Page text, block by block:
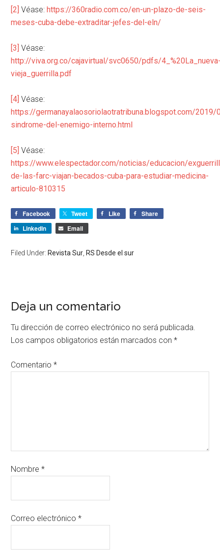
[2] Véase:https://360radio.com.co/en-un-plazo-de-seis-
meses-cuba-debe-extraditar-jefes-del-eln/
[3] Véase:
http://viva.org.co/cajavirtual/svc0650/pdfs/
vieja_guerrilla.pdf
[4] Véase:
https://germanayalaosoriolaotratribuna.blogspot.com/
sindrome-del-enemigo-interno.html
[5] Véase:
https://www.elespectador.com/noticias/educacion/
de-las-farc-viajan-becados-cuba-para-estudiar-medicina-
articulo-810315
Facebook Tweet Like
Share
LinkedIn
Email
Filed Under: Revista Sur RS Desde el sur
Deja un comentario
Tu dirección de correo electrónico no será publicada.
Los campos obligatorios están marcados con*
Comentario*
Nombre*
Correo electrónico*